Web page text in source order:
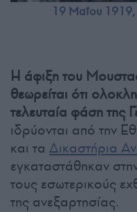
19 Μαΐου 1919,
Η άφιξη του
θεωρείται ότι
τελευταία φάση της
ιδρύονται από την
και τα Δικαστήρια
εγκαταστάθηκαν
τους εσωτερικούς
της ανεξαρτησίας.